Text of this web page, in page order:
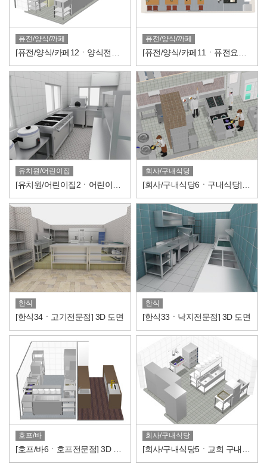
퓨전/양식/까페 퓨전/양식/까페
유치원/어린이집 회사/구내식당
한식
[한식34ㆍ고기전문점] 3D 도면
한식
[한식33ㆍ낙지전문점] 3D 도면
호프/바 회사/구내식당